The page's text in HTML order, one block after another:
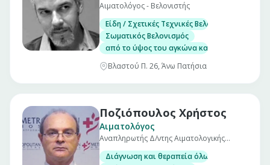
Αιματολόγος - Βελονιστής
Είδη / Σχετικές Τεχνικές Βελονισμού
Σωματικός Βελονισμός
από το ύψος του αγκώνα και κάτω και από
Βλαστού Π. 26, Άνω Πατήσια
Ποζιόπουλος Χρήστος
Αιματολόγος
Αναπληρωτής Δ/ντης Αιματολογικής
Διάγνωση και θεραπεία όλων των